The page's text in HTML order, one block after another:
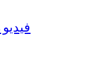
فيديو